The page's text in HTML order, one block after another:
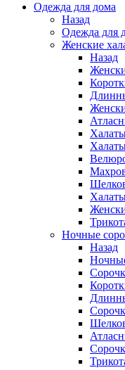
Одежда для дома
Назад
Одежда для
Женские
Назад
Ночные
Назад